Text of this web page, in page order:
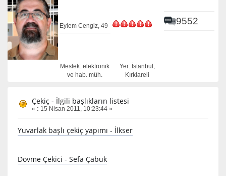
Eylem Cengiz, 49 9552
Meslek: elektronik
ve hab. müh.
Yer: İstanbul,
Kırklareli
Çekiç - İlgili başlıkların listesi
« : 15 Nisan 2011, 10:23:44 »
Yuvarlak başlı çekiç yapımı - İlkser
Dövme Çekici - Sefa Çabuk